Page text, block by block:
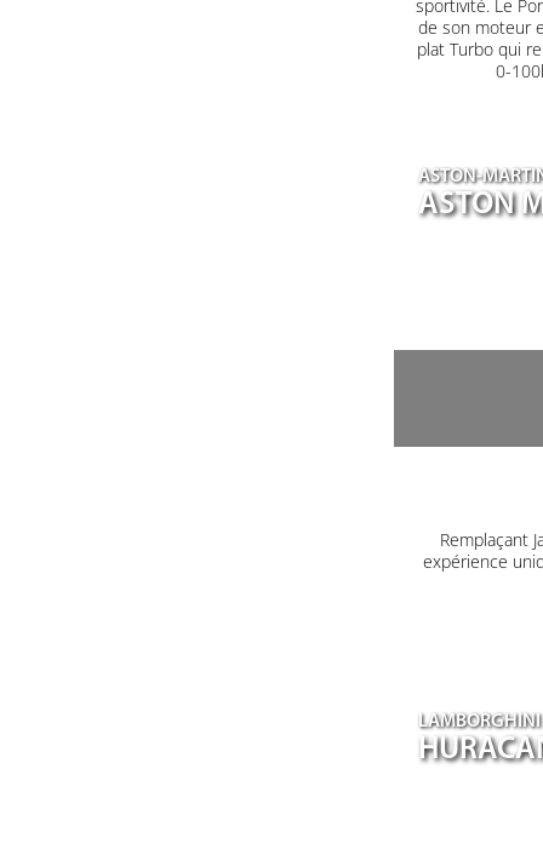
sportivité. Le
de son moteur
plat Turbo qui
0-
ASTON-
ASTON
Remplaçant
expérience
LAMBORGHINI